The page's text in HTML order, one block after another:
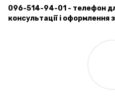
096-514-94-01 - телефон
консультації і оформлення